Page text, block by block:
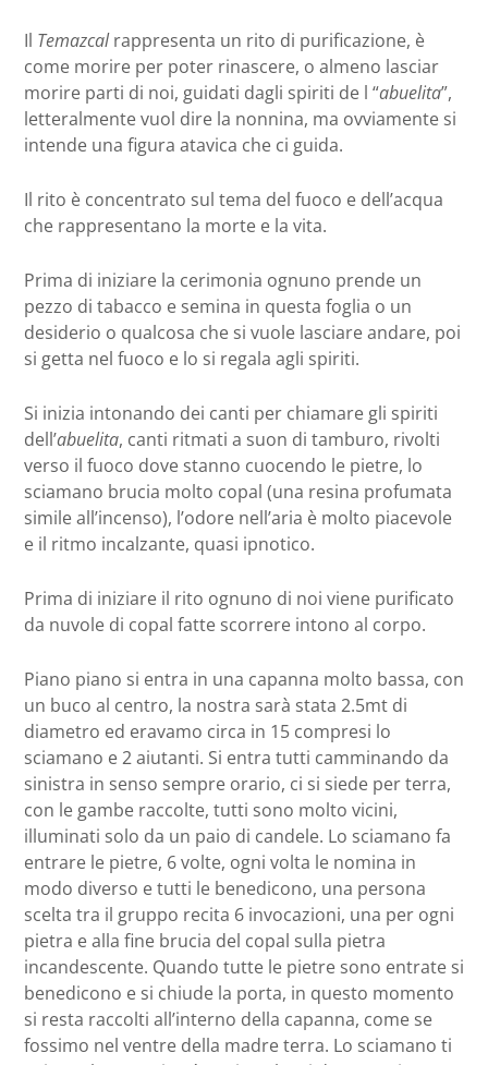
Il Temazcalrappresenta un rito di purificazione, è
come morire per poter rinascere, o almeno lasciar
morire parti di noi, guidati dagli spiriti de l “abuelita”,
letteralmente vuol dire la nonnina, ma ovviamente si
intende una figura atavica che ci guida.
Il rito è concentrato sul tema del fuoco e dell’acqua
che rappresentano la morte e la vita.
Prima di iniziare la cerimonia ognuno prende un
pezzo di tabacco e semina in questa foglia o un
desiderio o qualcosa che si vuole lasciare andare, poi
si getta nel fuoco e lo si regala agli spiriti.
Si inizia intonando dei canti per chiamare gli spiriti
dell’abuelita, canti ritmati a suon di tamburo, rivolti
verso il fuoco dove stanno cuocendo le pietre, lo
sciamano brucia molto copal (una resina profumata
simile all’incenso), l’odore nell’aria è molto piacevole
e il ritmo incalzante, quasi ipnotico.
Prima di iniziare il rito ognuno di noi viene purificato
da nuvole di copal fatte scorrere intono al corpo.
Piano piano si entra in una capanna molto bassa, con
un buco al centro, la nostra sarà stata 2.5mt di
diametro ed eravamo circa in 15 compresi lo
sciamano e 2 aiutanti. Si entra tutti camminando da
sinistra in senso sempre orario, ci si siede per terra,
con le gambe raccolte, tutti sono molto vicini,
illuminati solo da un paio di candele. Lo sciamano fa
entrare le pietre, 6 volte, ogni volta le nomina in
modo diverso e tutti le benedicono, una persona
scelta tra il gruppo recita 6 invocazioni, una per ogni
pietra e alla fine brucia del copal sulla pietra
incandescente. Quando tutte le pietre sono entrate si
benedicono e si chiude la porta, in questo momento
si resta raccolti all’interno della capanna, come se
fossimo nel ventre della madre terra. Lo sciamano ti